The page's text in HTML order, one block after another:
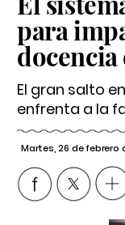
para
El gran salto
enfrenta a la
Martes, 26 de febrero